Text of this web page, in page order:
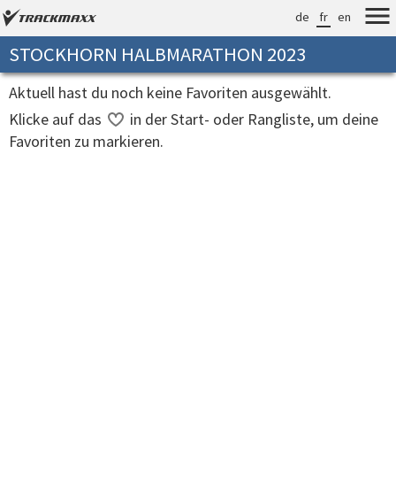
de fr en
STOCKHORN HALBMARATHON 2023
Aktuell hast du noch keine Favoriten ausgewählt.
Klicke auf das
in der Start- oder Rangliste, um deine
Favoriten zu markieren.